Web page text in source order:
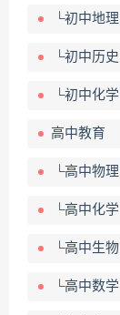
└初中地理
└初中历史
└初中化学
高中教育
└高中物理
└高中化学
└高中生物
└高中数学